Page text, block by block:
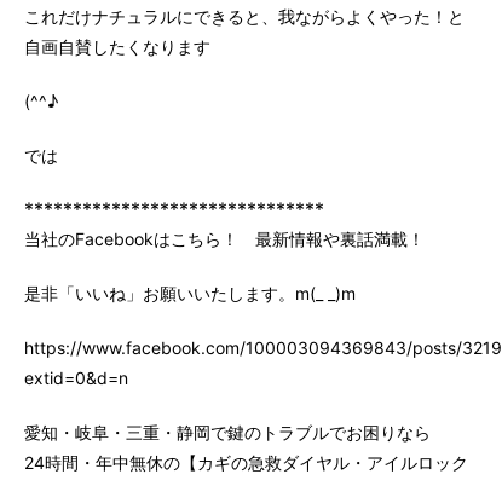
これだけナチュラルにできると、我ながらよくやった！と
自画自賛したくなります
(^^♪
では
*******************************
当社のFacebookはこちら！ 最新情報や裏話満載！
是非「いいね」お願いいたします。m(_ _)m
https://www.facebook.com/100003094369843/posts/
extid=0&d=n
愛知・岐阜・三重・静岡で鍵のトラブルでお困りなら
24時間・年中無休の【カギの急救ダイヤル・アイルロック